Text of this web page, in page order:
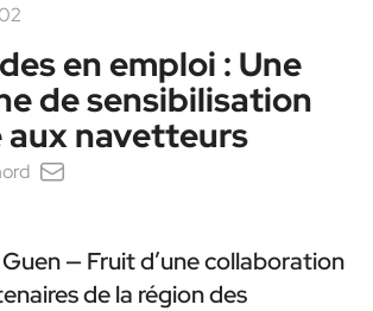
en emploi : Une
de sensibilisation
navetteurs
— Fruit d’une collaboration
de la région des